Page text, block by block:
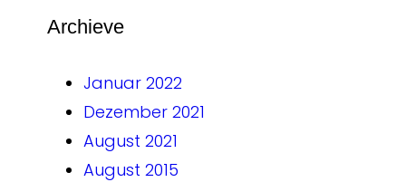
Archieve
Januar 2022
Dezember 2021
August 2021
August 2015